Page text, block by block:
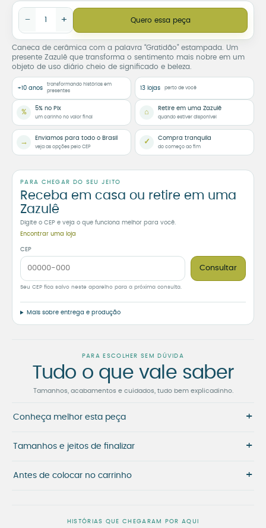
Caneca de cerâmica com a palavra “Gratidão” estampada. Um
presente Zazulê que transforma o sentimento mais nobre em um
objeto de uso diário cheio de significado e beleza.
Caneca Gratidão quantidade
− + Quero essa peça
+10 anos
transformando histórias em
presentes
13 lojas perto de você
% 5% no Pix
um carinho no valor final
⌂ Retire em uma Zazulê
quando estiver disponível
→ Enviamos para todo o Brasil
veja as opções pelo CEP
✓ Compra tranquila
do começo ao fim
PARA CHEGAR DO SEU JEITO
Receba em casa ou retire em uma
Zazulê
Digite o CEP e veja o que funciona melhor para você.
Encontrar uma loja
CEP
Consultar
Seu CEP fica salvo neste aparelho para a próxima consulta.
Mais sobre entrega e produção
PARA ESCOLHER SEM DÚVIDA
Tudo o que vale saber
Tamanhos, acabamentos e cuidados, tudo bem explicadinho.
Conheça melhor esta peça +
Tamanhos e jeitos de finalizar +
Antes de colocar no carrinho +
HISTÓRIAS QUE CHEGARAM POR AQUI